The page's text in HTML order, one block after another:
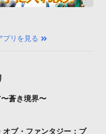
プリを見る
蒼き境界〜
オブ・ファンタジー：ブ